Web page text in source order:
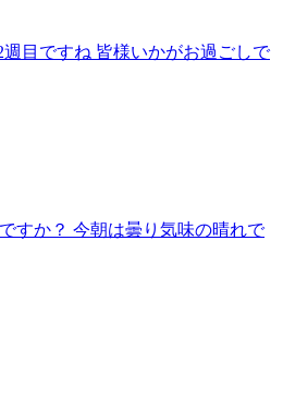
目ですね 皆様いかがお過ごしで
すか？ 今朝は曇り気味の晴れで